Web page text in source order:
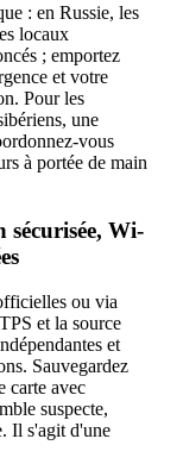
: en Russie, les
locaux
; emportez
et votre
Pour les
une
vous
à portée de main
sécurisée, Wi-
ou via
et la source
et
Sauvegardez
carte avec
suspecte,
Il s'agit d'une